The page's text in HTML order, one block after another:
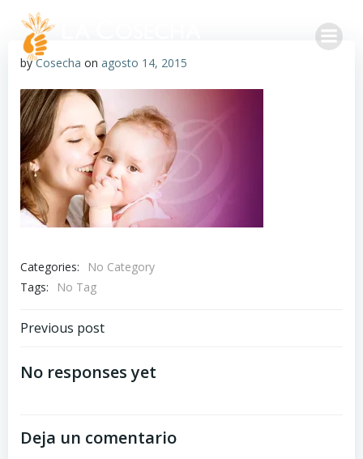
byCosecha on agosto 14, 2015
Categories:
No Category
Tags:
No Tag
Previous post
No responses yet
Deja un comentario